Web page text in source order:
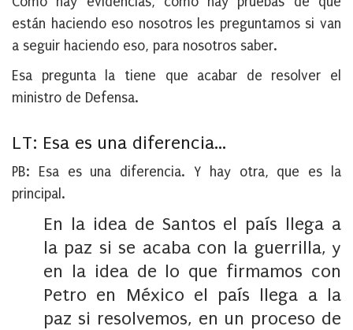
están haciendo eso nosotros les preguntamos si van
a seguir haciendo eso, para nosotros saber.
Esa pregunta la tiene que acabar de resolver el
ministro de Defensa.
LT: Esa es una diferencia…
PB: Esa es una diferencia. Y hay otra, que es la
principal.
En la idea de Santos el país llega a
la paz si se acaba con la guerrilla, y
en la idea de lo que firmamos con
Petro en México el país llega a la
paz si resolvemos, en un proceso de